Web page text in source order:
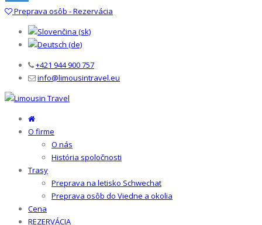
Preprava osôb - Rezervácia
+421 944 900 757
info@limousintravel.eu
O firme
O nás
História spoločnosti
Trasy
Preprava na letisko Schwechat
Preprava osôb do Viedne a okolia
Cena
REZERVÁCIA